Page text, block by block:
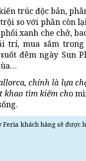
trúc độc bản,
so với phần còn
xanh che chở,
trí, mua sắm
đêm ngày Sun
chính là lựa
khao tìm kiếm cho
khách hàng sẽ